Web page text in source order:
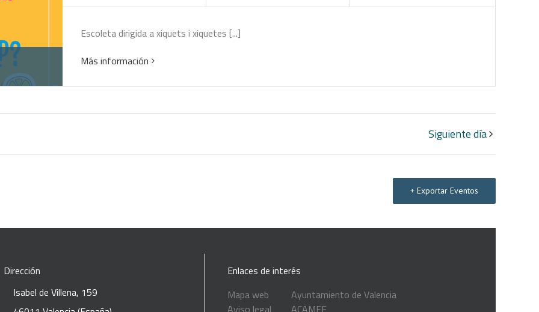
Escoleta dirigida a xiquets i xiquetes [...]
Más información
Siguiente día
+ Exportar Eventos
Dirección
Isabel de Villena, 159
Enlaces de interés
Mapa web
Aviso legal
Ayuntamiento de Valencia
ACAMFE